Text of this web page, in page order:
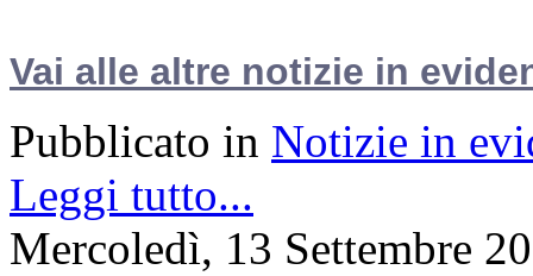
Vai alle altre notizie in
Pubblicato in Notizie in
Leggi tutto...
Mercoledì, 13 Settembre